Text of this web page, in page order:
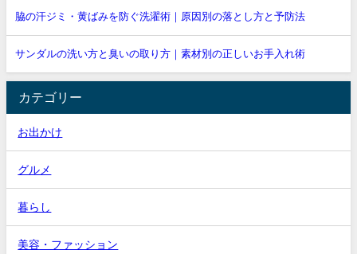
脇の汗ジミ・黄ばみを防ぐ洗濯術｜原因別の落とし方と予防法
サンダルの洗い方と臭いの取り方｜素材別の正しいお手入れ術
カテゴリー
お出かけ
グルメ
暮らし
美容・ファッション